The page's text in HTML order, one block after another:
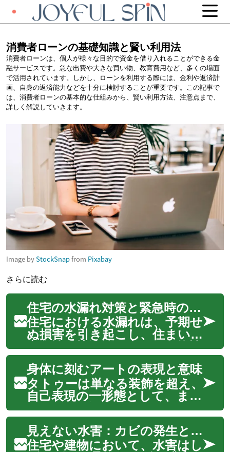
消費者ローンの基礎知識と賢い利用法
消費者ローンは、個人が様々な目的で資金を借り入れることができる金
融サービスです。急な出費や大きな買い物、教育費用など、多くの場面
で活用されています。しかし、ローンを利用する際には、金利や返済計
画、自身の返済能力などを十分に検討することが重要です。この記事で
は、消費者ローンの基本的な仕組みから、賢い利用方法、注意点まで、
詳しく解説していきます。
Image byStockSnapfrom Pixabay
さらに読む
住宅の水漏れ対策と緊急時の対応ガイド
住宅における水漏れは、予期せ
ぬ損害を引き起こし、住まいの
安全性や快適性を脅かす可能性
があります。小さな水滴から
大規模な浸水に至るまで、その
影響は構造的な損傷、カビの発
生、さらには健康問題にまで及
ぶことがあります。このガイ
ドでは、家庭で...
身体に刻むアートの表現と意味
タトゥーは単なる装飾を超え、
自己表現の一形態として、また
個人的な物語や文化的な意味を
身体に刻むアートとして世界中
で認識されています。その歴
史は古く、さまざまな文明や時
見えない水害：カビの発生と健康への影響
住宅や建物において、水害はし